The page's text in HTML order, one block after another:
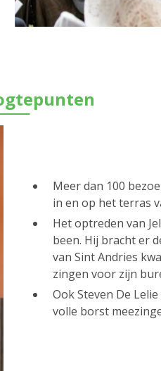
Meer dan 100
in en op het terras
Het optreden van
been. Hij bracht er
van Sint Andries
zingen voor zijn
Ook Steven De
volle borst